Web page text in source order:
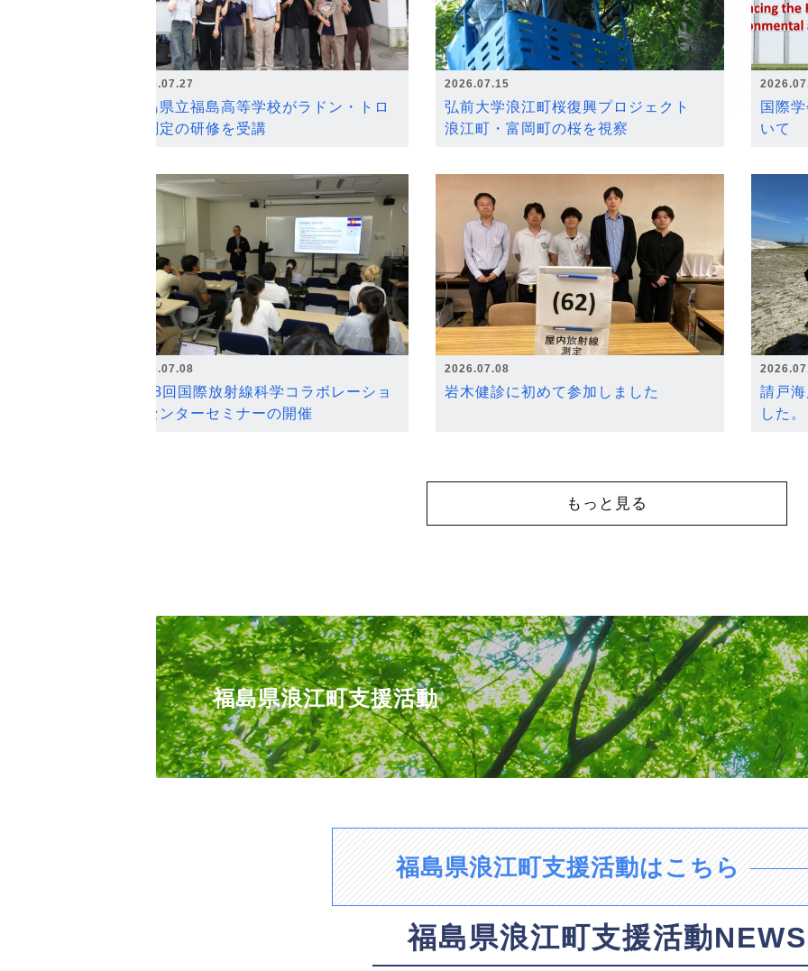
2026.07.27
福島県立福島高等学校がラドン・トロ
ン測定の研修を受講
2026.07.15
弘前大学浪江町桜復興プロジェクト
浪江町・富岡町の桜を視察
国際
いて
2026.07.08
第18回国際放射線科学コラボレーショ
ンセンターセミナーの開催
2026.07.08
岩木健診に初めて参加しました
請戸
した。
もっと見る
福島県浪江町支援活動
福島県浪江町支援活動はこちら
福島県浪江町支援活動NEWS